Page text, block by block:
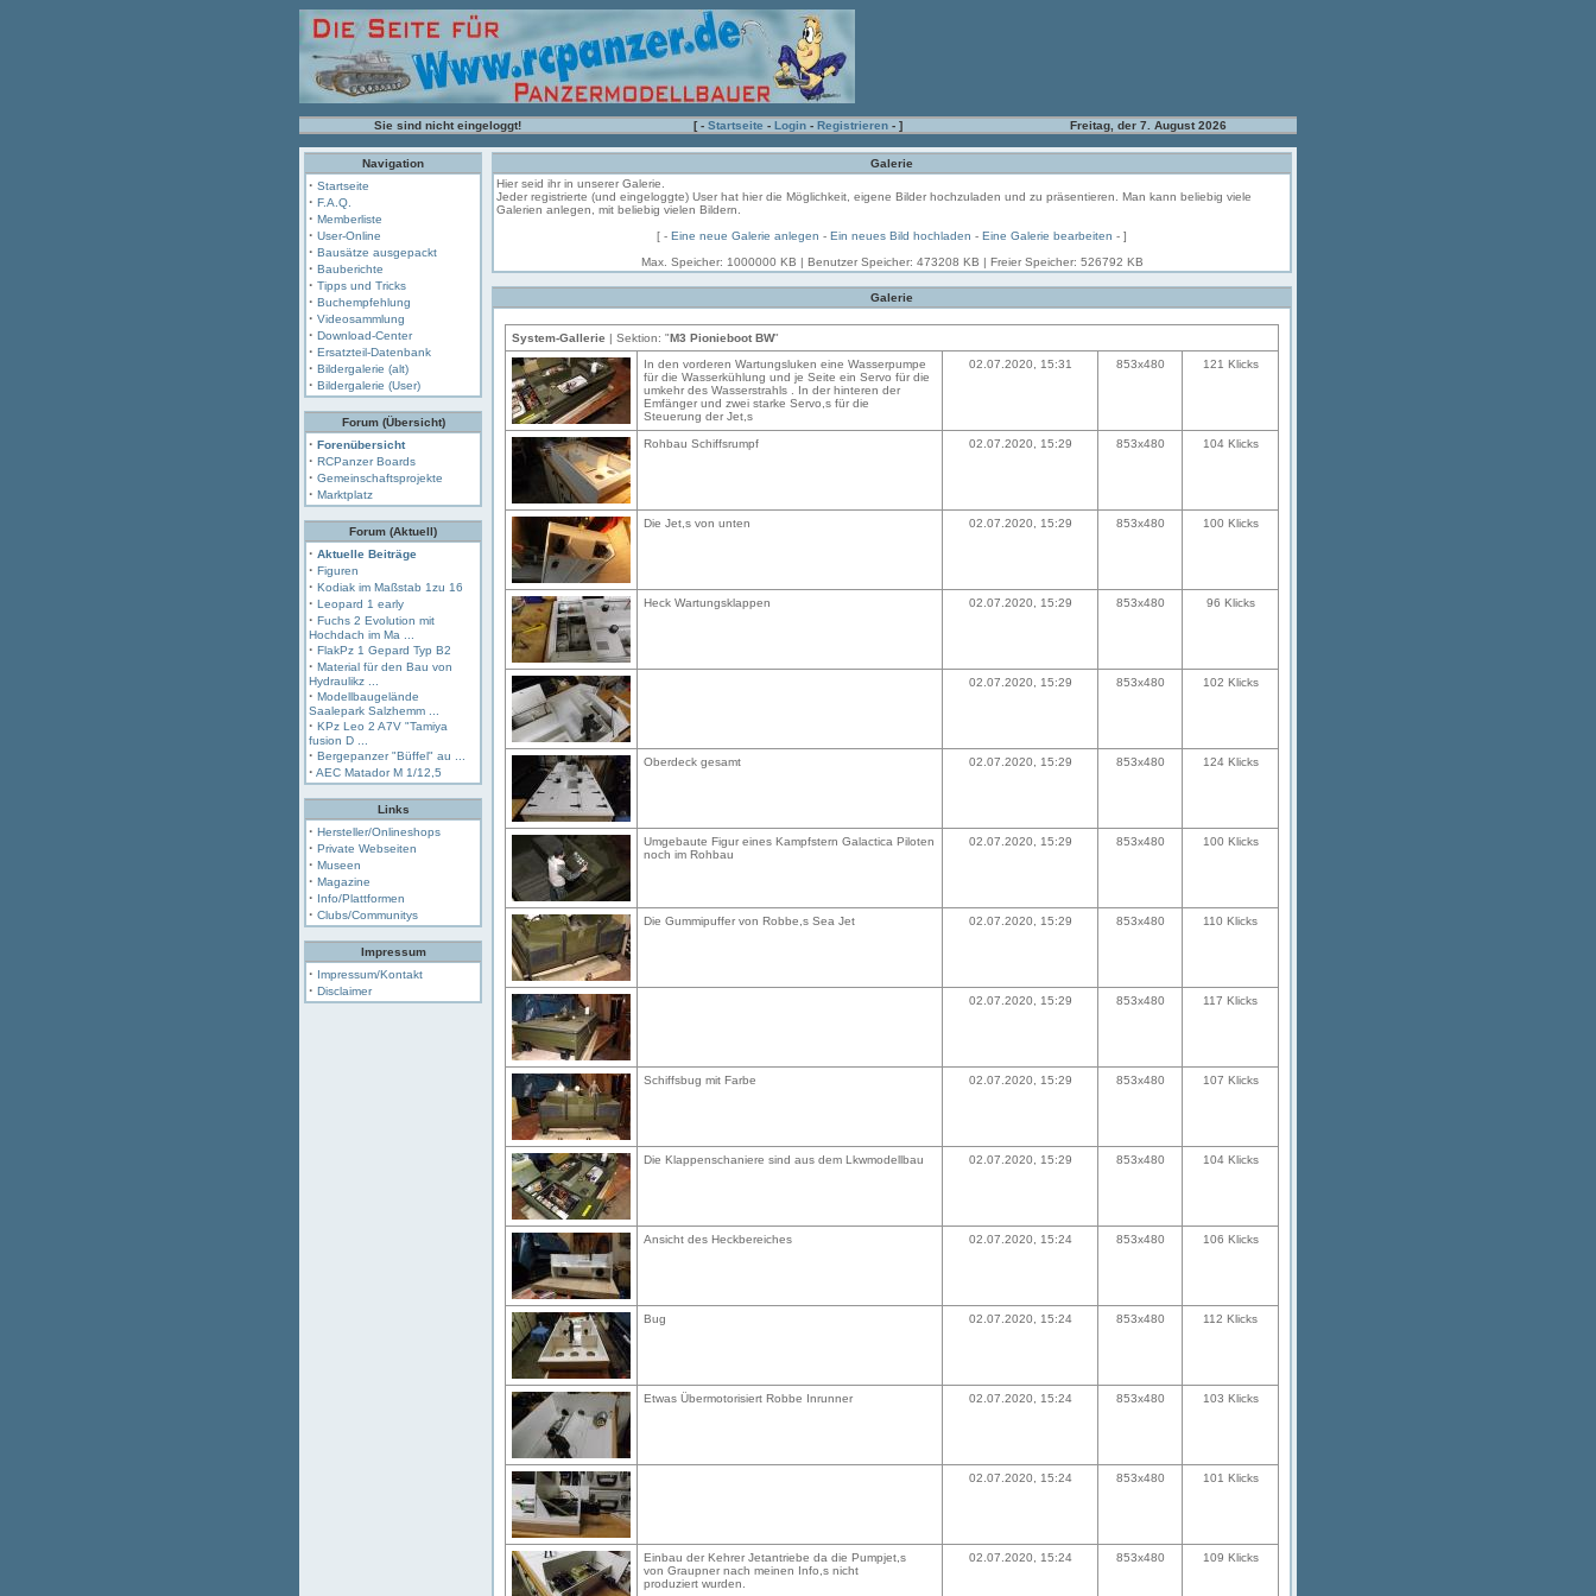
Sie sind nicht eingeloggt! [ - Startseite - Login - Registrieren - ] Freitag, der 7. August 2026
Navigation
· Startseite
· F.A.Q.
· Memberliste
· User-Online
· Bausätze ausgepackt
· Bauberichte
· Tipps und Tricks
· Buchempfehlung
· Videosammlung
· Download-Center
· Ersatzteil-Datenbank
· Bildergalerie (alt)
· Bildergalerie (User)
Forum (Übersicht)
· Forenübersicht
· RCPanzer Boards
· Gemeinschaftsprojekte
· Marktplatz
Forum (Aktuell)
· Aktuelle Beiträge
· Figuren
· Kodiak im Maßstab 1zu 16
· Leopard 1 early
· Fuchs 2 Evolution mit
Hochdach im Ma ...
· FlakPz 1 Gepard Typ B2
· Material für den Bau von
Hydraulikz ...
· Modellbaugelände
Saalepark Salzhemm ...
· KPz Leo 2 A7V "Tamiya
fusion D ...
· Bergepanzer "Büffel" au ...
· AEC Matador M 1/12,5
Links
· Hersteller/Onlineshops
· Private Webseiten
· Museen
· Magazine
· Info/Plattformen
· Clubs/Communitys
Impressum
· Impressum/Kontakt
· Disclaimer
Galerie
Hier seid ihr in unserer Galerie.
Jeder registrierte (und eingeloggte) User hat hier die Möglichkeit, eigene Bilder hochzuladen und zu präsentieren. Man kann beliebig viele
Galerien anlegen, mit beliebig vielen Bildern.
[ - Eine neue Galerie anlegen - Ein neues Bild hochladen - Eine Galerie bearbeiten - ]
Max. Speicher: 1000000 KB | Benutzer Speicher: 473208 KB | Freier Speicher: 526792 KB
Galerie
System-Gallerie | Sektion: "M3 Pionieboot BW"
In den vorderen Wartungsluken eine Wasserpumpe
für die Wasserkühlung und je Seite ein Servo für die
umkehr des Wasserstrahls . In der hinteren der
Emfänger und zwei starke Servo,s für die
Steuerung der Jet,s
02.07.2020, 15:31 853x480 121 Klicks
Rohbau Schiffsrumpf 02.07.2020, 15:29 853x480 104 Klicks
Die Jet,s von unten 02.07.2020, 15:29 853x480 100 Klicks
Heck Wartungsklappen 02.07.2020, 15:29 853x480 96 Klicks
02.07.2020, 15:29 853x480 102 Klicks
Oberdeck gesamt 02.07.2020, 15:29 853x480 124 Klicks
Umgebaute Figur eines Kampfstern Galactica Piloten
noch im Rohbau
02.07.2020, 15:29 853x480 100 Klicks
Die Gummipuffer von Robbe,s Sea Jet 02.07.2020, 15:29 853x480 110 Klicks
02.07.2020, 15:29 853x480 117 Klicks
Schiffsbug mit Farbe 02.07.2020, 15:29 853x480 107 Klicks
Die Klappenschaniere sind aus dem Lkwmodellbau 02.07.2020, 15:29 853x480 104 Klicks
Ansicht des Heckbereiches 02.07.2020, 15:24 853x480 106 Klicks
Bug 02.07.2020, 15:24 853x480 112 Klicks
Etwas Übermotorisiert Robbe Inrunner 02.07.2020, 15:24 853x480 103 Klicks
02.07.2020, 15:24 853x480 101 Klicks
Einbau der Kehrer Jetantriebe da die Pumpjet,s
von Graupner nach meinen Info,s nicht
produziert wurden.
02.07.2020, 15:24 853x480 109 Klicks